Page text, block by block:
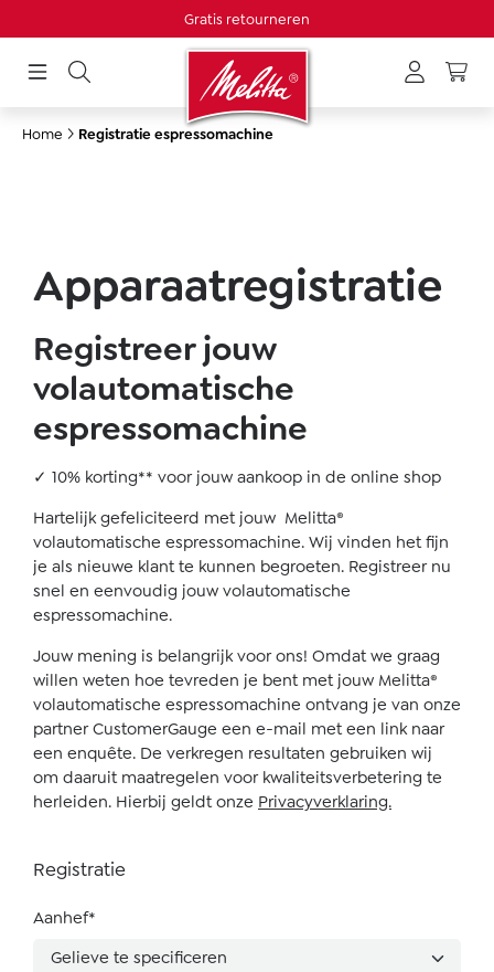
Gratis retourneren
Home Registratie espressomachine
Apparaatregistratie
Registreer jouw
volautomatische
espressomachine
✓ 10% korting** voor jouw aankoop in de online shop
Hartelijk gefeliciteerd met jouw Melitta®
volautomatische espressomachine. Wij vinden het fijn
je als nieuwe klant te kunnen begroeten. Registreer nu
snel en eenvoudig jouw volautomatische
espressomachine.
Jouw mening is belangrijk voor ons! Omdat we graag
willen weten hoe tevreden je bent met jouw Melitta®
volautomatische espressomachine ontvang je van onze
partner CustomerGauge een e-mail met een link naar
een enquête. De verkregen resultaten gebruiken wij
om daaruit maatregelen voor kwaliteitsverbetering te
herleiden. Hierbij geldt onze Privacyverklaring.
Registratie
Aanhef*